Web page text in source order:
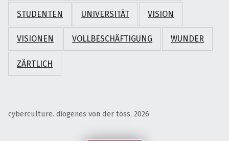
STUDENTEN UNIVERSITÄT VISION
VISIONEN VOLLBESCHÄFTIGUNG WUNDER
ZÄRTLICH
cyberculture. diogenes von der töss. 2026